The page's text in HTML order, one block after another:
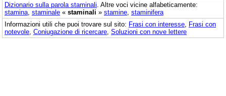
Dizionario sulla parola staminali . Altre voci vicine alfabeticamente:
stamina staminale « staminali » stamine staminifera
Informazioni utili che puoi trovare sul sito: Frasi con interesse Frasi con
notevole Coniugazione di ricercare Soluzioni con nove lettere